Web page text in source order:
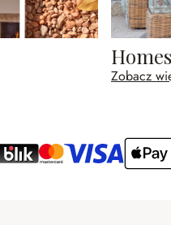
Zobacz